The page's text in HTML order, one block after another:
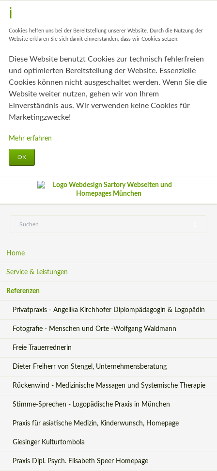
Cookies helfen uns bei der Bereitstellung unserer Website. Durch die Nutzung der
Website erklären Sie sich damit einverstanden, dass wir Cookies setzen.
Diese Website benutzt Cookies zur technisch fehlerfreien
und optimierten Bereitstellung der Website. Essenzielle
Cookies können nicht ausgeschaltet werden. Wenn Sie die
Website weiter nutzen, gehen wir von Ihrem
Einverständnis aus. Wir verwenden keine Cookies für
Marketingzwecke!
Mehr erfahren
OK
Home
Service & Leistungen
Referenzen
Privatpraxis - Angelika Kirchhofer Diplompädagogin & Logopädin
Fotografie - Menschen und Orte -Wolfgang Waldmann
Freie Trauerrednerin
Dieter Freiherr von Stengel, Unternehmensberatung
Rückenwind - Medizinische Massagen und Systemische Therapie
Stimme-Sprechen - Logopädische Praxis in München
Praxis für asiatische Medizin, Kinderwunsch, Homepage
Giesinger Kulturtombola
Praxis Dipl. Psych. Elisabeth Speer Homepage